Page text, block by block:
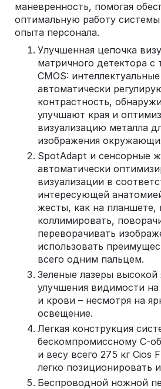
маневренность, помогая
оптимальную работу
опыта персонала.
Улучшенная цепочка
матричного детектора с
CMOS:
автоматически
контрастность,
улучшают края и
визуализацию металла
изображения
SpotAdapt и сенсорные
автоматически
визуализации в
интересующей
жесты, как на планшете,
коллимировать,
переворачивать
использовать
всего одним пальцем.
Зеленые лазеры высокой
улучшения видимости
и крови – несмотря на
освещение.
Легкая конструкция
бескомпромиссному C-
и весу всего 275 кг Cios
легко позиционировать
Беспроводной ножной